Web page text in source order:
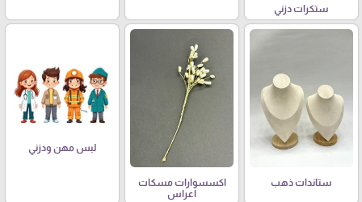
ستكرات دزني
ستاندات ذهب
اكسسوارات مسكات
اعراس
لبس مهن ودزني